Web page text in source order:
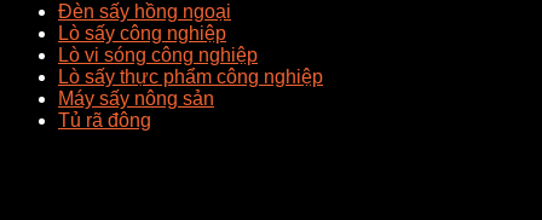
Đèn sấy hồng ngoại
Lò sấy công nghiệp
Lò vi sóng công nghiệp
Lò sấy thực phẩm công nghiệp
Máy sấy nông sản
Tủ rã đông